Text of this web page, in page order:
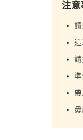
注意
請
這
請
準
毋